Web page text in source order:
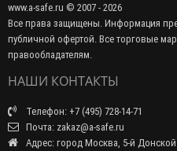
www.a-safe.ru © 2007 - 2026
Все права защищены. Информация
публичной офертой. Все торговые
правообладателям.
НАШИ КОНТАКТЫ
Телефон: +7 (495) 728-14-71
Почта: zakaz@a-safe.ru
Адрес: город Москва, 5-й Донской